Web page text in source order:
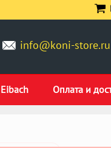
info@koni-store.ru
Оплата и